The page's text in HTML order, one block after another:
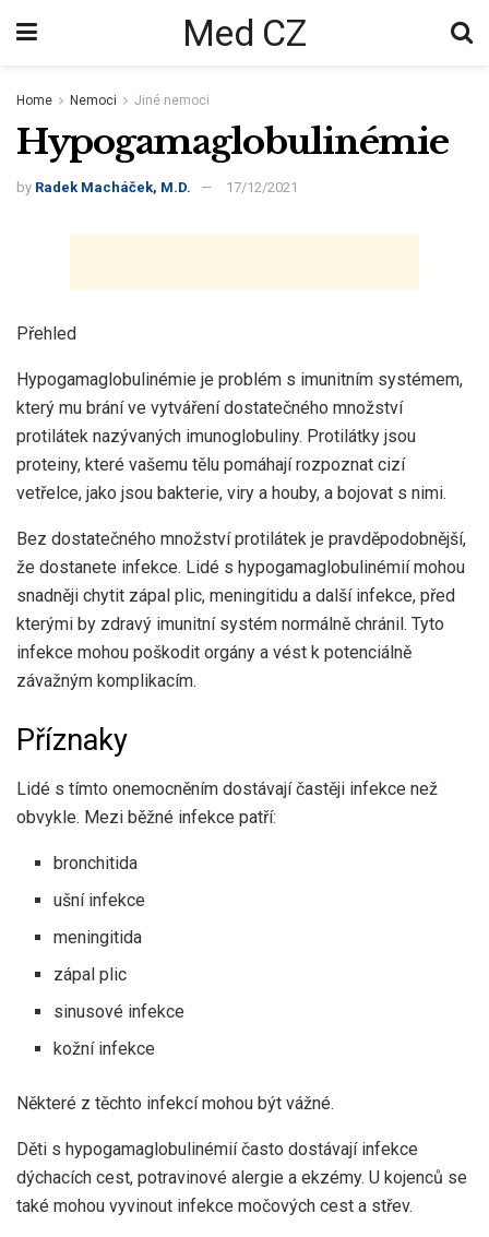
Med CZ
Home Nemoci Jiné nemoci
Hypogamaglobulinémie
by Radek Macháček, M.D. 17/12/2021
Přehled
Hypogamaglobulinémie je problém s imunitním systémem,
který mu brání ve vytváření dostatečného množství
protilátek nazývaných imunoglobuliny. Protilátky jsou
proteiny, které vašemu tělu pomáhají rozpoznat cizí
vetřelce, jako jsou bakterie, viry a houby, a bojovat s nimi.
Bez dostatečného množství protilátek je pravděpodobnější,
že dostanete infekce. Lidé s hypogamaglobulinémií mohou
snadněji chytit zápal plic, meningitidu a další infekce, před
kterými by zdravý imunitní systém normálně chránil. Tyto
infekce mohou poškodit orgány a vést k potenciálně
závažným komplikacím.
Příznaky
Lidé s tímto onemocněním dostávají častěji infekce než
obvykle. Mezi běžné infekce patří:
bronchitida
ušní infekce
meningitida
zápal plic
sinusové infekce
kožní infekce
Některé z těchto infekcí mohou být vážné.
Děti s hypogamaglobulinémií často dostávají infekce
dýchacích cest, potravinové alergie a ekzémy. U kojenců se
také mohou vyvinout infekce močových cest a střev.